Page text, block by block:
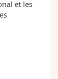
et les